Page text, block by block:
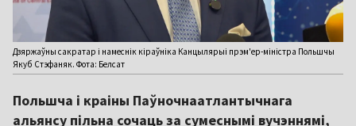
Дзяржаўны сакратар і намеснік кіраўніка Канцылярыі прэм'ер-міністра Польшчы
Якуб Стэфаняк. Фота: Белсат
Польшча і краіны Паўночнаатлантычнага
альянсу пільна сочаць за сумеснымі вучэннямі,